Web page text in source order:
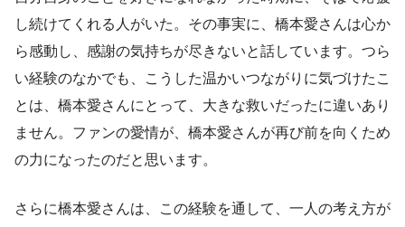
し続けてくれる人がいた。その事実に、橋本愛さんは心か
ら感動し、感謝の気持ちが尽きないと話しています。つら
い経験のなかでも、こうした温かいつながりに気づけたこ
とは、橋本愛さんにとって、大きな救いだったに違いあり
ません。ファンの愛情が、橋本愛さんが再び前を向くため
の力になったのだと思います。
さらに橋本愛さんは、この経験を通して、一人の考え方が